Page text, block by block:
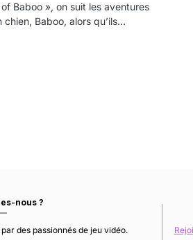
Baboo », on suit les aventures
Baboo, alors qu’ils…
nous ?
des passionnés de jeu vidéo.